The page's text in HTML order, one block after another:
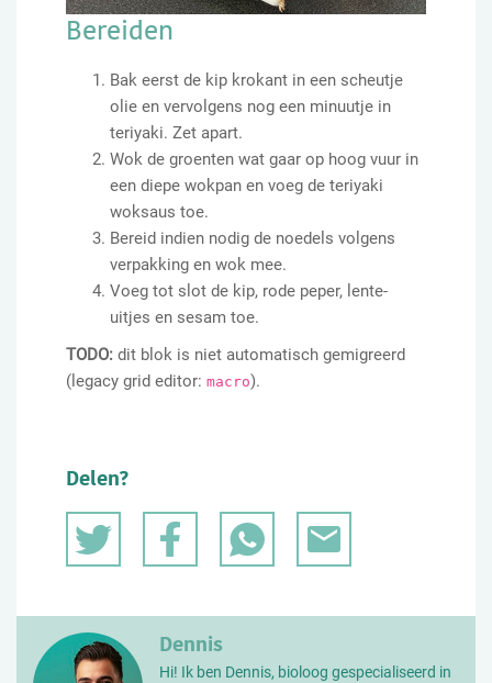
Bereiden
Bak eerst de kip krokant in een scheutje
olie en vervolgens nog een minuutje in
teriyaki. Zet apart.
Wok de groenten wat gaar op hoog vuur in
een diepe wokpan en voeg de teriyaki
woksaus toe.
Bereid indien nodig de noedels volgens
verpakking en wok mee.
Voeg tot slot de kip, rode peper, lente-
uitjes en sesam toe.
TODO: dit blok is niet automatisch gemigreerd
(legacy grid editor: macro).
Delen?
Dennis
Hi! Ik ben Dennis, bioloog gespecialiseerd in